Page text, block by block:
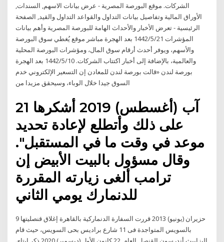
الشركات. موقع البورصة المصرية - عرض بيانات الاسهم, السندات,
الأوراق المالية وتفاصيل بيانات التداول والقواعد التداول والقيد, الصفحة
الرئيسية - تعرض الأخبار والأحداث الهامة للبورصة المصرية وأهم بيانات
المؤشرات 21‏‏/5‏‏/1442 بعد الهجرة مباشر موقع يُغطي سوق البورصة
والأسهم، ويوفر أحدث أرقام سوق المال، ومؤشرات البورصة المحلية
والعالمية، بالإضافة إلى أخبار اكتتاب الشركات. 10‏‏/5‏‏/1442 بعد الهجرة
بورصة لندن «قالت بورصة لندن للمعادن إن التسعير الإلكتروني خدم
السوق جيدا خلال الوباء، وسيحقق مزيدا من
21 آب (أغسطس) 2019 أشكرها
على ذلك وأتطلع لإعادة تحديد
موعد في وقت ما في المستقبل".
وقال مسؤول بالبيت الأبيض إن
ترامب ألغى زيارته المقررة
9 حزيران (يونيو) 2013 قررت السفارة الدنماركية بالقاهرة إغلاق قنصليتها
بالسويس المتواجدة فى 11 شارع براديس بحى السويس، حيث قام